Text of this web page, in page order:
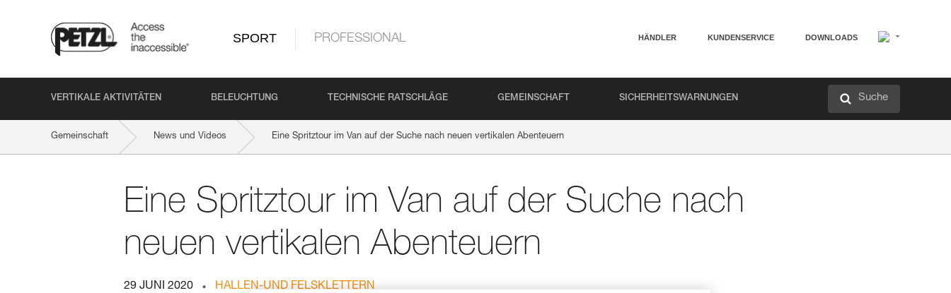
SPORT PROFESSIONAL HÄNDLER KUNDENSERVICE DOWNLOADS
VERTIKALE AKTIVITÄTEN BELEUCHTUNG TECHNISCHE RATSCHLÄGE GEMEINSCHAFT SICHERHEITSWARNUNGEN Suche
Gemeinschaft News und Videos Eine Spritztour im Van auf der Suche nach neuen vertikalen Abenteuern
Eine Spritztour im Van auf der Suche nach
neuen vertikalen Abenteuern
29 JUNI 2020 HALLEN-UND FELSKLETTERN